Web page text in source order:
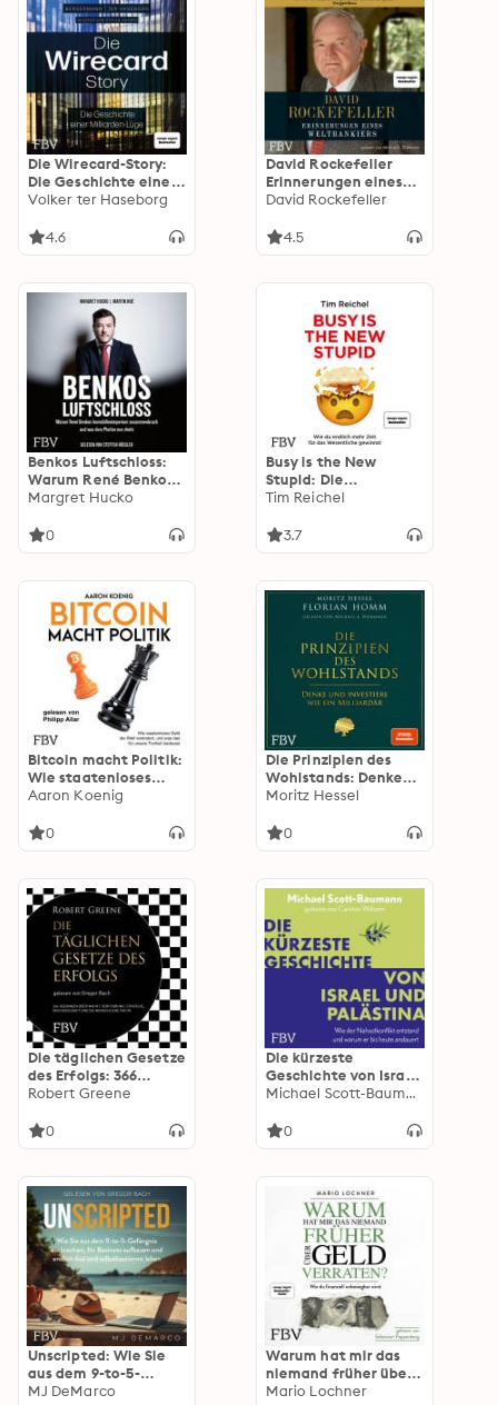
Die Wirecard-Story:
Die Geschichte einer
Milliarden-Lüge – Von
ausgezeichneten
Volker ter Haseborg
4.6
David Rockefeller
Erinnerungen eines
Weltbankiers
David Rockefeller
4.5
Benkos Luftschloss:
Warum René Benkos
Immobilienimperium
was dem Pleitier nun
Österreichs.
Margret Hucko
0
Busy is the New
Stupid: Die
effizientesten
modernsten
besseres
Zeitmanagement
(konzentriert
arbeiten, fokussiert
denken, erfolgreich
handeln)
Tim Reichel
3.7
Bitcoin macht Politik:
Wie staatenloses
Geld die Welt
das für unsere
Aaron Koenig
0
Die Prinzipien des
Wohlstands: Denke
und investiere wie ein
Moritz Hessel
0
Die täglichen Gesetze
des Erfolgs: 366
Gedanken über
Meisterschaft,
Robert Greene
0
Die kürzeste
Geschichte von Israel
und Palästina: Wie
entstand und warum
Michael Scott-Baumann
0
Unscripted: Wie Sie
aus dem 9-to-5-
Gefängnis
MJ DeMarco
Warum hat mir das
niemand früher über
Geld verraten?: Wie
Mario Lochner